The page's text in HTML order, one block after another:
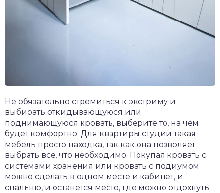
Не обязательно стремиться к экстриму и
выбирать откидывающуюся или
поднимающуюся кровать, выберите то, на чем
будет комфортно. Для квартиры студии такая
мебель просто находка, так как она позволяет
выбрать все, что необходимо. Покупая кровать с
системами хранения или кровать с подиумом
можно сделать в одном месте и кабинет, и
спальню, и останется место, где можно отдохнуть